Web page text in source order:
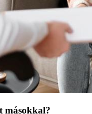
másokkal?